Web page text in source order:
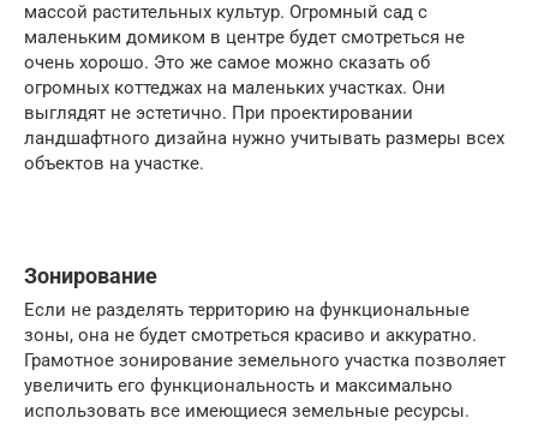
массой растительных культур. Огромный сад с
маленьким домиком в центре будет смотреться не
очень хорошо. Это же самое можно сказать об
огромных коттеджах на маленьких участках. Они
выглядят не эстетично. При проектировании
ландшафтного дизайна нужно учитывать размеры всех
объектов на участке.
Зонирование
Если не разделять территорию на функциональные
зоны, она не будет смотреться красиво и аккуратно.
Грамотное зонирование земельного участка позволяет
увеличить его функциональность и максимально
использовать все имеющиеся земельные ресурсы.